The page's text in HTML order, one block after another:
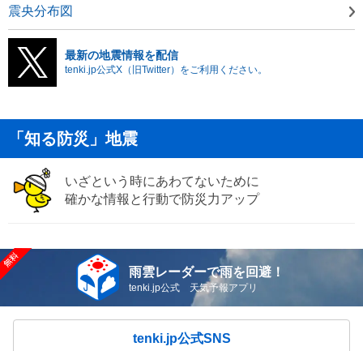
震央分布図
最新の地震情報を配信
tenki.jp公式X（旧Twitter）をご利用ください。
「知る防災」地震
いざという時にあわてないために
確かな情報と行動で防災力アップ
雨雲レーダーで雨を回避！
tenki.jp公式 天気予報アプリ
tenki.jp公式SNS